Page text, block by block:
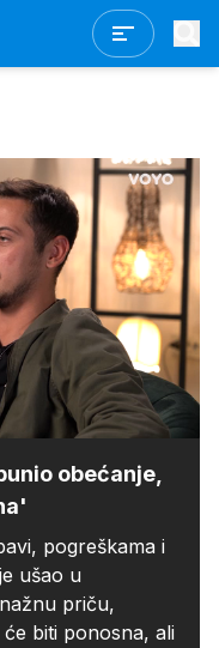
obećanje,
pogreškama i
ušao u
priču,
biti ponosna, ali